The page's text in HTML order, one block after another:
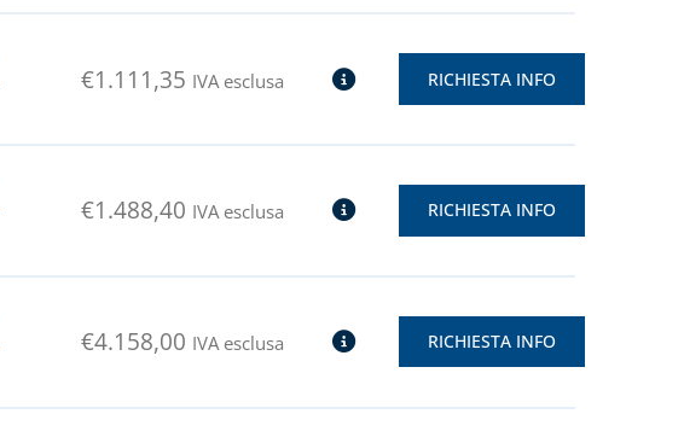
€1.111,35 IVA esclusa RICHIESTA INFO
€1.488,40 IVA esclusa RICHIESTA INFO
€4.158,00 IVA esclusa RICHIESTA INFO